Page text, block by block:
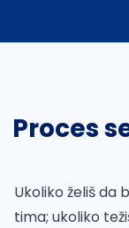
Proces
Ukoliko želiš da
tima; ukoliko